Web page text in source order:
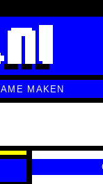
MAKEN